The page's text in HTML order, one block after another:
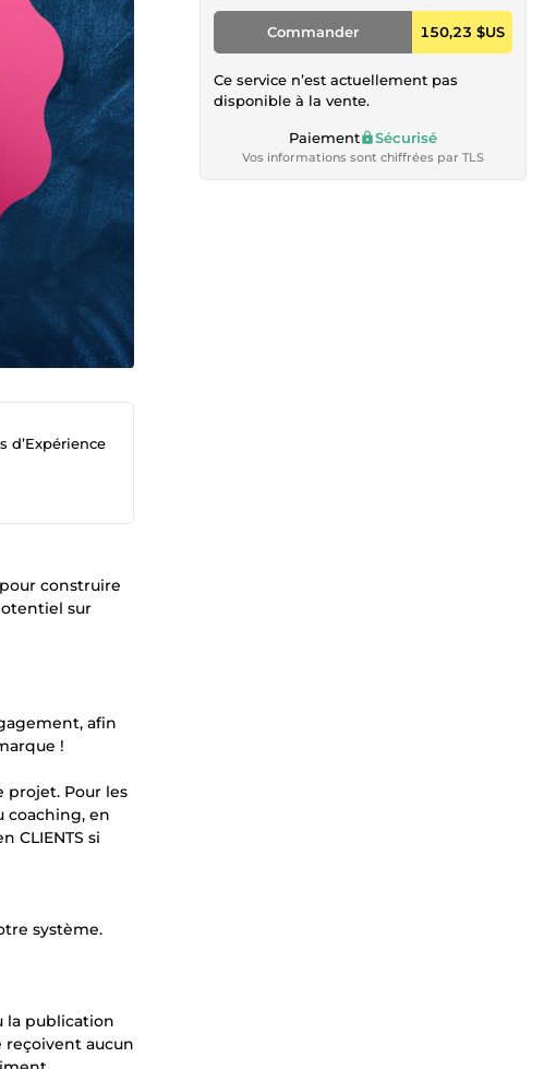
d’Expérience
construire
sur
afin
!
projet. Pour les
coaching, en
CLIENTS si
système.
la publication
reçoivent aucun
Commander 150,23 $US
Ce service n’est actuellement pas
disponible à la vente.
Paiement Sécurisé
Vos informations sont chiffrées par TLS